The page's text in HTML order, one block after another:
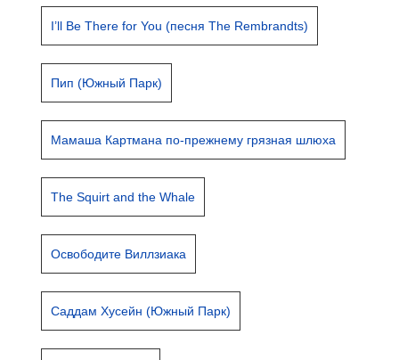
I’ll Be There for You (песня The Rembrandts)
Пип (Южный Парк)
Мамаша Картмана по-прежнему грязная шлюха
The Squirt and the Whale
Освободите Виллзиака
Саддам Хусейн (Южный Парк)